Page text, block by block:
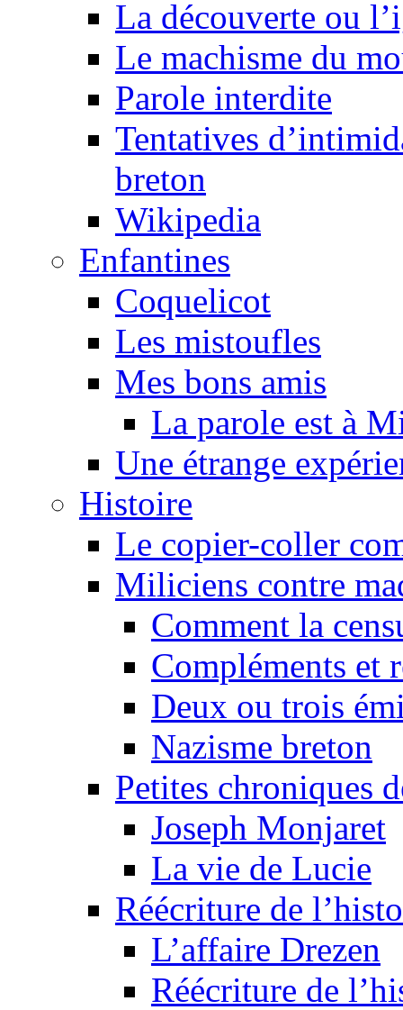
La découverte ou
Le machisme du
Parole interdite
Tentatives
breton
Wikipedia
Enfantines
Coquelicot
Les mistoufles
Mes bons amis
La parole est à
Une étrange
Histoire
Le copier-coller
Miliciens contre
Comment la
Compléments et
Deux ou trois
Nazisme breton
Petites chroniques
Joseph Monjaret
La vie de Lucie
Réécriture de
L’affaire Drezen
Réécriture de